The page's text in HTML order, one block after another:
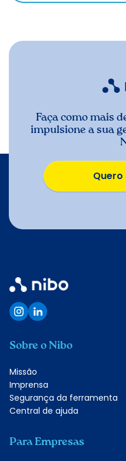
Faça como mais
impulsione a sua
Sobre o Nibo
Missão
Imprensa
Segurança da ferramenta
Central de ajuda
Para Empresas